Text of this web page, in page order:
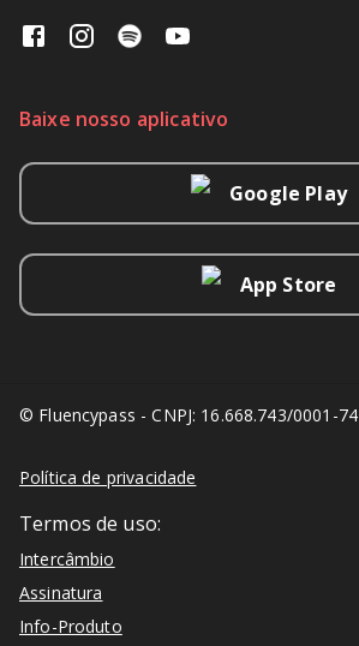
Baixe nosso aplicativo
Google Play
App Store
© Fluencypass - CNPJ: 16.668.743/0001-74
Política de privacidade
Termos de uso:
Intercâmbio
Assinatura
Info-Produto